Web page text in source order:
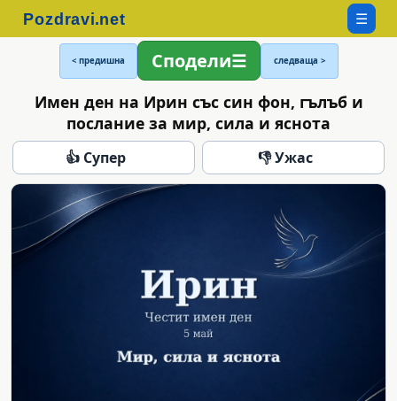
☰
< предишна Сподели следваща >
Имен ден на Ирин със син фон, гълъб и
послание за мир, сила и яснота
👍 Супер 👎 Ужас